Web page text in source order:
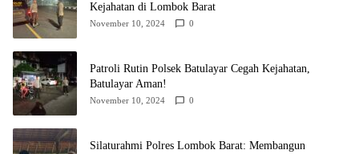
Kejahatan di Lombok Barat
November 10, 2024 0
Patroli Rutin Polsek Batulayar Cegah Kejahatan,
Batulayar Aman!
November 10, 2024 0
Silaturahmi Polres Lombok Barat: Membangun